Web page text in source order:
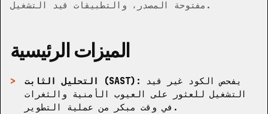
مفتوحة المصدر، والتطبيقات قيد التشغيل.
الميزات الرئيسية
التحليل الثابت (SAST):
التشغيل للعثور على العيوب الأمنية والثغرات
في وقت مبكر من عملية التطوير.